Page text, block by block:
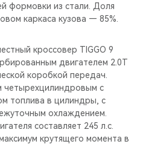
формовки из стали. Доля
каркаса кузова — 85%.
кроссовер TIGGO 9
двигателем 2.0T
коробкой передач.
четырехцилиндровым с
топлива в цилиндры, с
охлаждением.
составляет 245 л.с.
крутящего момента в